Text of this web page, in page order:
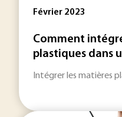
Février 2023
Comment
plastiques dans
Intégrer les matières